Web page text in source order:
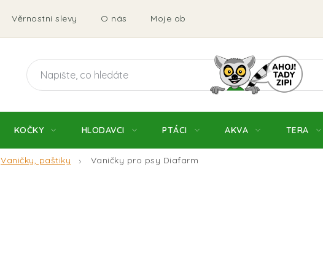
Věrnostní slevy O nás Moje objednávka Obchodní
KOČKY HLODAVCI PTÁCI AKVA TERA
Vaničky, paštiky Vaničky pro psy Diafarm